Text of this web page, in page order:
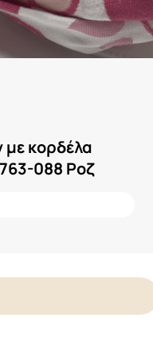
με κορδέλα
088 Ροζ